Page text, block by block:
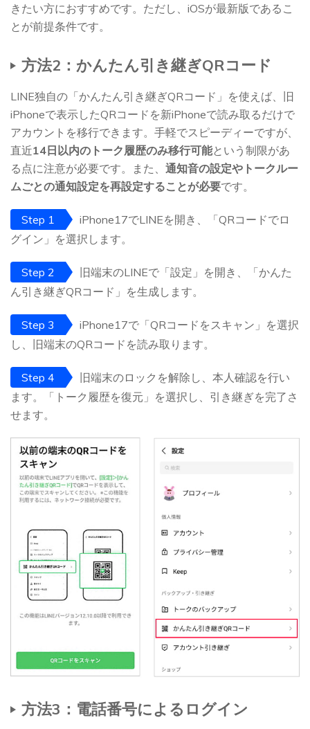
きたい方におすすめです。ただし、iOSが最新版であるこ
とが前提条件です。
方法2：かんたん引き継ぎQRコード
LINE独自の「かんたん引き継ぎQRコード」を使えば、旧
iPhoneで表示したQRコードを新iPhoneで読み取るだけで
アカウントを移行できます。手軽でスピーディーですが、
直近14日以内のトーク履歴のみ移行可能という制限があ
る点に注意が必要です。また、 通知音の設定やトークルー
ムごとの通知設定を再設定することが必要です。
Step 1
iPhone17でLINEを開き、「QRコードでロ
グイン」を選択します。
Step 2
旧端末のLINEで「設定」を開き、「かんた
ん引き継ぎQRコード」を生成します。
Step 3
iPhone17で「QRコードをスキャン」を選択
し、旧端末のQRコードを読み取ります。
Step 4
旧端末のロックを解除し、本人確認を行い
ます。「トーク履歴を復元」を選択し、引き継ぎを完了さ
せます。
方法3：電話番号によるログイン